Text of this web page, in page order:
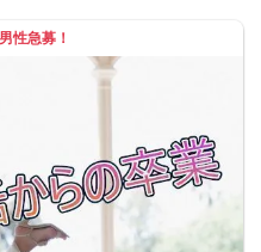
男性急募！